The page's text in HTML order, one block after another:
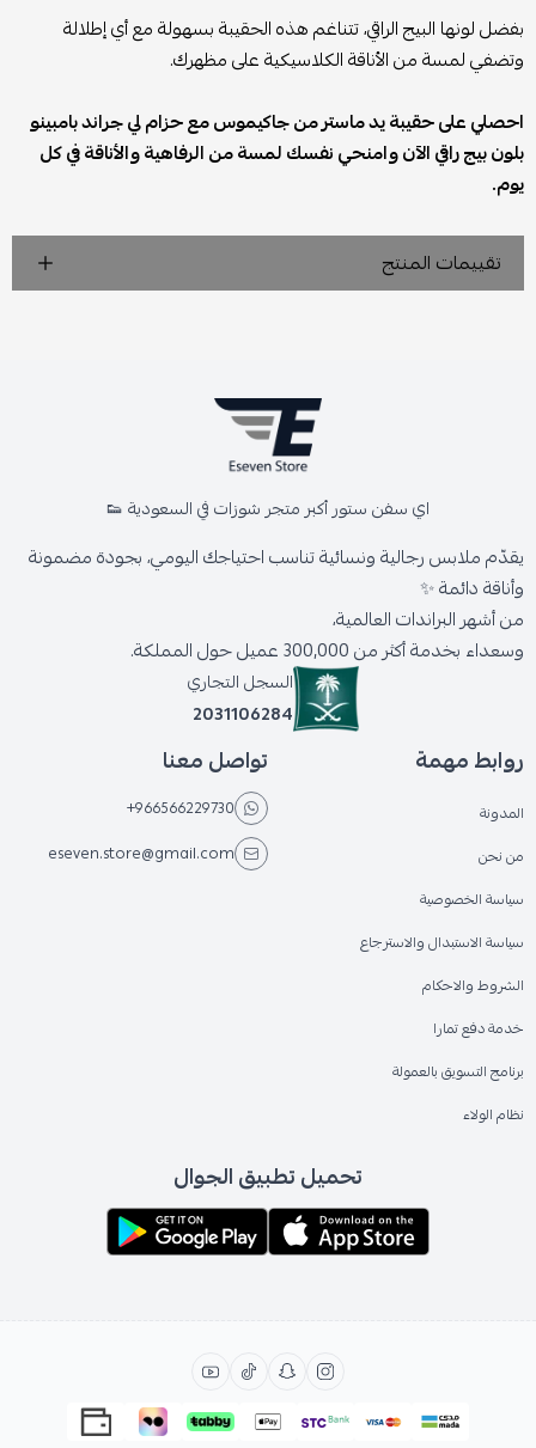
بفضل لونها البيج الراقي، تتناغم هذه الحقيبة بسهولة مع أي إطلالة
وتضفي لمسة من الأناقة الكلاسيكية على مظهرك.
احصلي على حقيبة يد ماستر من جاكيموس مع حزام لي جراند بامبينو
بلون بيج راقي الآن وامنحي نفسك لمسة من الرفاهية والأناقة في كل
يوم.
تقييمات المنتج
اي سفن ستور أكبر متجر شوزات في السعودية 👟
يقدّم ملابس رجالية ونسائية تناسب احتياجك اليومي، بجودة مضمونة
وأناقة دائمة ✨
من أشهر البراندات العالمية،
وسعداء بخدمة أكثر من 300,000 عميل حول المملكة.
السجل التجاري
2031106284
روابط مهمة
المدونة
من نحن
سياسة الخصوصية
سياسة الاستبدال والاسترجاع
الشروط والاحكام
خدمة دفع تمارا
برنامج التسويق بالعمولة
نظام الولاء
تواصل معنا
+966566229730
eseven.store@gmail.com
تحميل تطبيق الجوال